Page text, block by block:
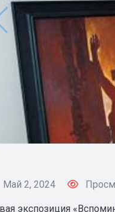
Май 2, 2024
экспозиция